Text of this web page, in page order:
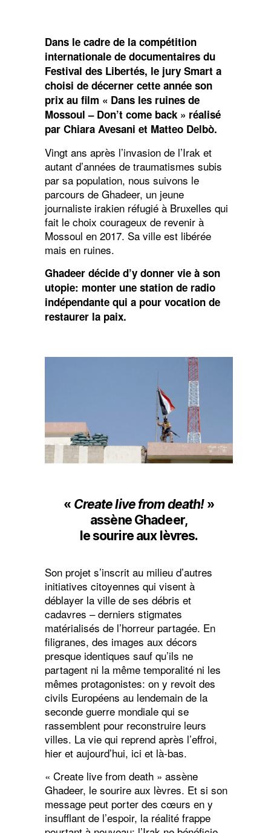
les
ruines
de
Mossoul
–
Don’t
come
back
»
Dans le cadre de la compétition
internationale de documentaires du
Festival des Libertés, le jury Smart a
choisi de décerner cette année son
prix au film « Dans les ruines de
Mossoul – Don’t come back » réalisé
par Chiara Avesani et Matteo Delbò.
Vingt ans après l’invasion de l’Irak et
autant d’années de traumatismes subis
par sa population, nous suivons le
parcours de Ghadeer, un jeune
journaliste irakien réfugié à Bruxelles qui
fait le choix courageux de revenir à
Mossoul en 2017. Sa ville est libérée
mais en ruines.
Ghadeer décide d’y donner vie à son
utopie: monter une station de radio
indépendante qui a pour vocation de
restaurer la paix.
« Create live from death!»
assène Ghadeer,
le sourire aux lèvres.
Son projet s’inscrit au milieu d’autres
initiatives citoyennes qui visent à
déblayer la ville de ses débris et
cadavres – derniers stigmates
matérialisés de l’horreur partagée. En
filigranes, des images aux décors
presque identiques sauf qu’ils ne
partagent ni la même temporalité ni les
mêmes protagonistes: on y revoit des
civils Européens au lendemain de la
seconde guerre mondiale qui se
rassemblent pour reconstruire leurs
villes. La vie qui reprend après l’effroi,
hier et aujourd’hui, ici et là-bas.
« Create live from death » assène
Ghadeer, le sourire aux lèvres. Et si son
message peut porter des cœurs en y
insufflant de l’espoir, la réalité frappe